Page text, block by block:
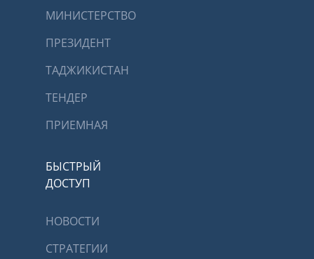
МИНИСТЕРСТВО
ПРЕЗИДЕНТ
ТАДЖИКИСТАН
ТЕНДЕР
ПРИЕМНАЯ
БЫСТРЫЙ
ДОСТУП
НОВОСТИ
СТРАТЕГИИ